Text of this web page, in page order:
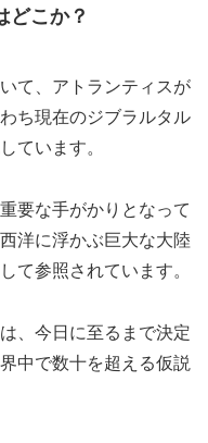
どこか？
て、アトランティスが
ち現在のジブラルタル
ています。
要な手がかりとなって
洋に浮かぶ巨大な大陸
て参照されています。
、今日に至るまで決定
中で数十を超える仮説